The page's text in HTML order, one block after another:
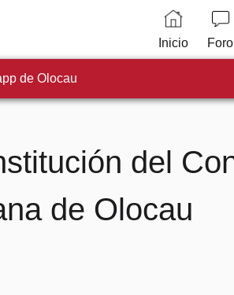
Inicio Foro
de Olocau
del
de Olocau